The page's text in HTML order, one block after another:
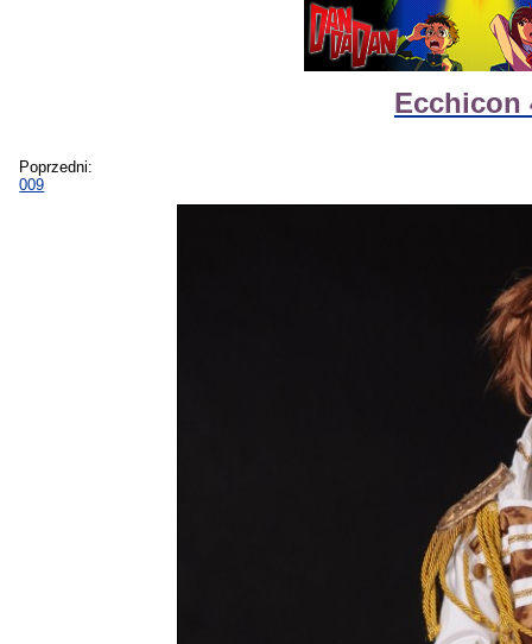
Ecchicon
Poprzedni:
009